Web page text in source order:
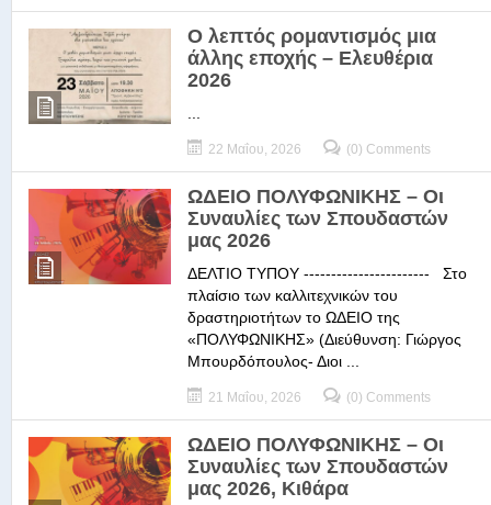
Ο λεπτός ρομαντισμός μια
άλλης εποχής – Ελευθέρια
2026
22 Μαΐου, 2026 (0) Comments
ΩΔΕΙΟ ΠΟΛΥΦΩΝΙΚΗΣ – Οι
Συναυλίες των Σπουδαστών
μας 2026
ΔΕΛΤΙΟ ΤΥΠΟΥ ----------------------- Στο
πλαίσιο των καλλιτεχνικών του
δραστηριοτήτων το ΩΔΕΙΟ της
«ΠΟΛΥΦΩΝΙΚΗΣ» (Διεύθυνση: Γιώργος
Μπουρδόπουλος- Διοι ...
21 Μαΐου, 2026 (0) Comments
ΩΔΕΙΟ ΠΟΛΥΦΩΝΙΚΗΣ – Οι
Συναυλίες των Σπουδαστών
μας 2026, Κιθάρα